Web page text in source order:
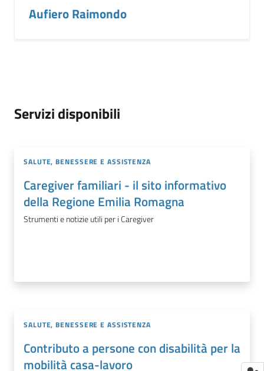
Aufiero Raimondo
Servizi disponibili
SALUTE, BENESSERE E ASSISTENZA
Caregiver familiari - il sito informativo
della Regione Emilia Romagna
Strumenti e notizie utili per i Caregiver
SALUTE, BENESSERE E ASSISTENZA
Contributo a persone con disabilità per la
mobilità casa-lavoro